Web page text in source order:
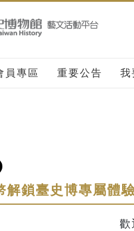
員專區 重要公告 我
解鎖臺史博專屬體
歡